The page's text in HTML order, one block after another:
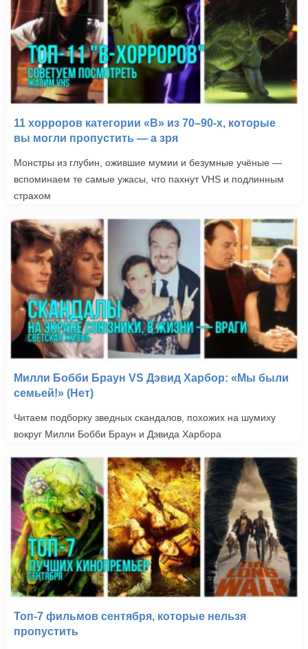
11 хорроров категории «B» из 70–90-х, которые
вы могли пропустить — а зря
Монстры из глубин, ожившие мумии и безумные учёные —
вспоминаем те самые ужасы, что пахнут VHS и подлинным
страхом
Милли Бобби Браун VS Дэвид Харбор: «Мы были
семьей!» (Нет)
Читаем подборку зведных скандалов, похожих на шумиху
вокруг Милли Бобби Браун и Дэвида Харбора
Топ-7 фильмов сентября, которые нельзя
пропустить